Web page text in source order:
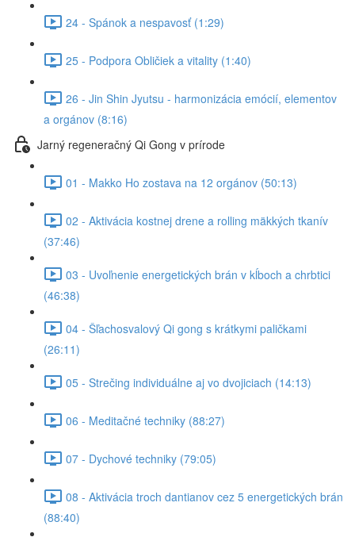
24 - Spánok a nespavosť (1:29)
25 - Podpora Obličiek a vitality (1:40)
26 - Jin Shin Jyutsu - harmonizácia emócií, elementov
a orgánov (8:16)
Jarný regeneračný Qi Gong v prírode
01 - Makko Ho zostava na 12 orgánov (50:13)
02 - Aktivácia kostnej drene a rolling mäkkých tkanív
(37:46)
03 - Uvoľnenie energetických brán v kĺboch a chrbtici
(46:38)
04 - Šľachosvalový Qi gong s krátkymi paličkami
(26:11)
05 - Strečing individuálne aj vo dvojiciach (14:13)
06 - Meditačné techniky (88:27)
07 - Dychové techniky (79:05)
08 - Aktivácia troch dantianov cez 5 energetických brán
(88:40)